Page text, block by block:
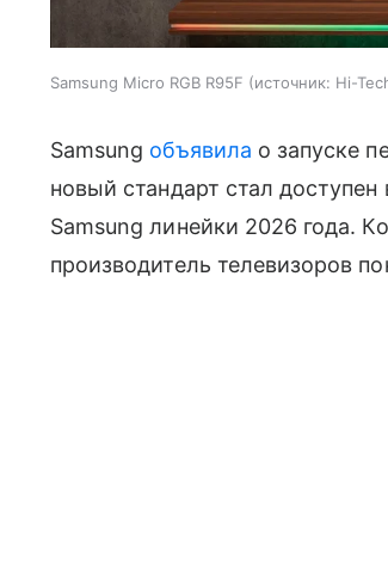
Samsung Micro RGB R95F источник: Hi-
Samsung объявила о запуске
новый стандарт стал доступен
Samsung линейки 2026 года.
производитель телевизоров